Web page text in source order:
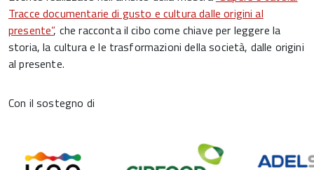
Tracce documentarie di gusto e cultura dalle origini al
presente”, che racconta il cibo come chiave per leggere la
storia, la cultura e le trasformazioni della società, dalle origini
al presente.
Con il sostegno di